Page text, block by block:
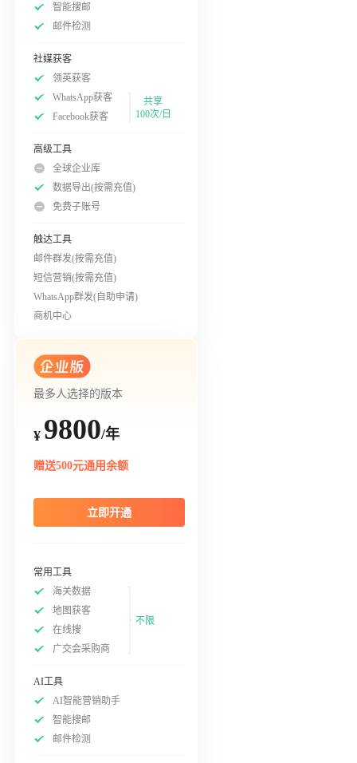
智能搜邮
邮件检测
社媒获客
领英获客
WhatsApp获客
Facebook获客
共享
100次/日
高级工具
全球企业库
数据导出(按需充值)
免费子账号
触达工具
邮件群发(按需充值)
短信营销(按需充值)
WhatsApp群发(自助申请)
商机中心
最多人选择的版本
¥ 9800/年
赠送500元通用余额
立即开通
常用工具
海关数据
地图获客
在线搜
广交会采购商
不限
AI工具
AI智能营销助手
智能搜邮
邮件检测